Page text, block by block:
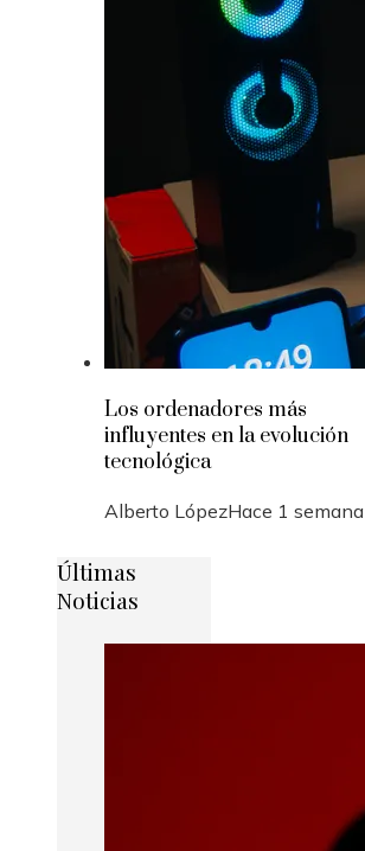
Los ordenadores más
influyentes en la evolución
tecnológica
Alberto LópezHace 1 semana
Últimas
Noticias